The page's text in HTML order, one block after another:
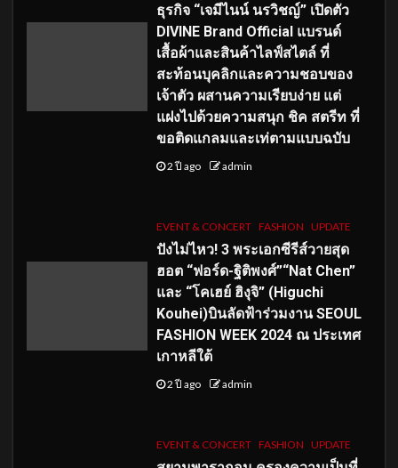
ธุรกิจ “เจมีไนน์ นรวิชญ์” เปิดตัว
DIVINE Brand Official แบรนด์
เสื้อผ้าและสินค้าไลฟ์สไตล์ ที่
สะท้อนบุคลิกและความชอบของ
เจ้าตัว ผสานความเรียบง่าย แต่
แฝงไปด้วยความสนุก ชิค สตรีท ที่
ขอติดแกลมและเท่ตามแบบฉบับ
2 ปี ago admin
EVENT & CONCERT FASHION UPDATE
ปังไม่ไหว! 3 พระเอกซีรีส์วายสุด
ฮอต “ฟอร์ด-ฐิติพงศ์”“Nat Chen”
และ “โคเฮย์ ฮิงุจิ” (Higuchi
Kouhei)บินลัดฟ้าร่วมงาน SEOUL
FASHION WEEK 2024 ณ ประเทศ
เกาหลีใต้
2 ปี ago admin
EVENT & CONCERT FASHION UPDATE